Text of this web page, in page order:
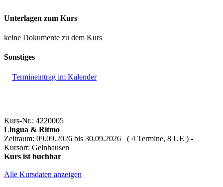
Unterlagen zum Kurs
keine Dokumente zu dem Kurs
Sonstiges
Termineintrag im Kalender
Kurs-Nr.: 4220005
Lingua & Ritmo
Zeitraum: 09.09.2026 bis 30.09.2026 ( 4 Termine, 8 UE ) -
Kursort: Gelnhausen
Kurs ist buchbar
Alle Kursdaten anzeigen